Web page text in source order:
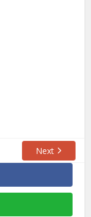
Next